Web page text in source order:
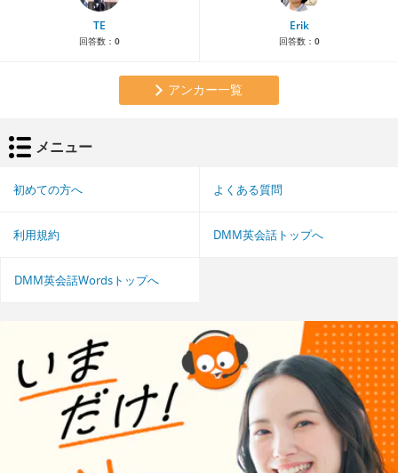
TE
回答数： 0
Erik
回答数： 0
アンカー一覧
メニュー
初めての方へ よくある質問
利用規約 DMM英会話トップへ
DMM英会話Wordsトップへ